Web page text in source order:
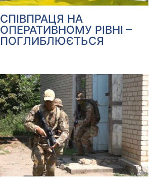
СПІВПРАЦЯ НА
ОПЕРАТИВНОМУ РІВНІ –
ПОГЛИБЛЮЄТЬСЯ